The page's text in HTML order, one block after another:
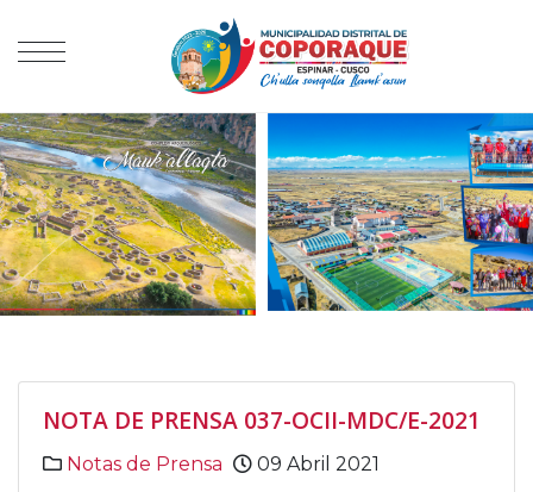
NOTA DE PRENSA 037-OCII-MDC/E-2021
Notas de Prensa
09 Abril 2021